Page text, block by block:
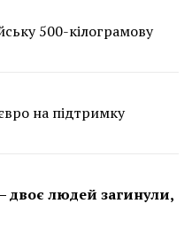
500-кілограмову
на підтримку
двоє людей загинули,